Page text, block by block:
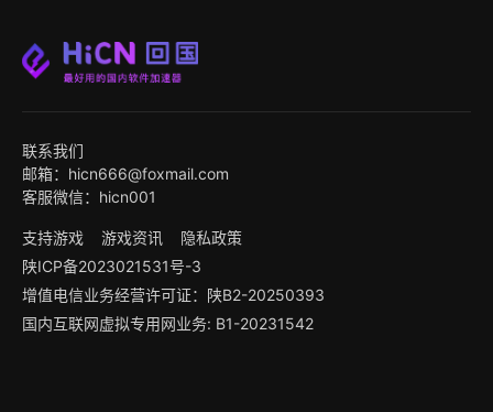
联系我们
邮箱：hicn666@foxmail.com
客服微信：hicn001
支持游戏 游戏资讯
隐私政策
陕ICP备2023021531号-3
增值电信业务经营许可证：陕B2-20250393
国内互联网虚拟专用网业务: B1-20231542